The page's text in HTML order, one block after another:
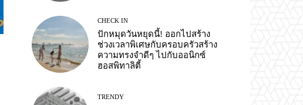
CHECK IN
ปักหมุดวันหยุดนี้! ออกไปสร้าง
ช่วงเวลาพิเศษกับครอบครัวสร้าง
ความทรงจำดีๆ ไปกับออนิกซ์
ฮอสพิทาลิตี้
TRENDY